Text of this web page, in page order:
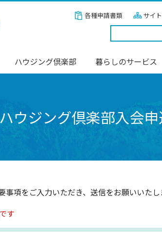
各種申請書類 サイ
ハウジング倶楽部 暮らしのサービス
ウジング倶楽部入会
項をご入力いただき、送信をお願いいたし
す